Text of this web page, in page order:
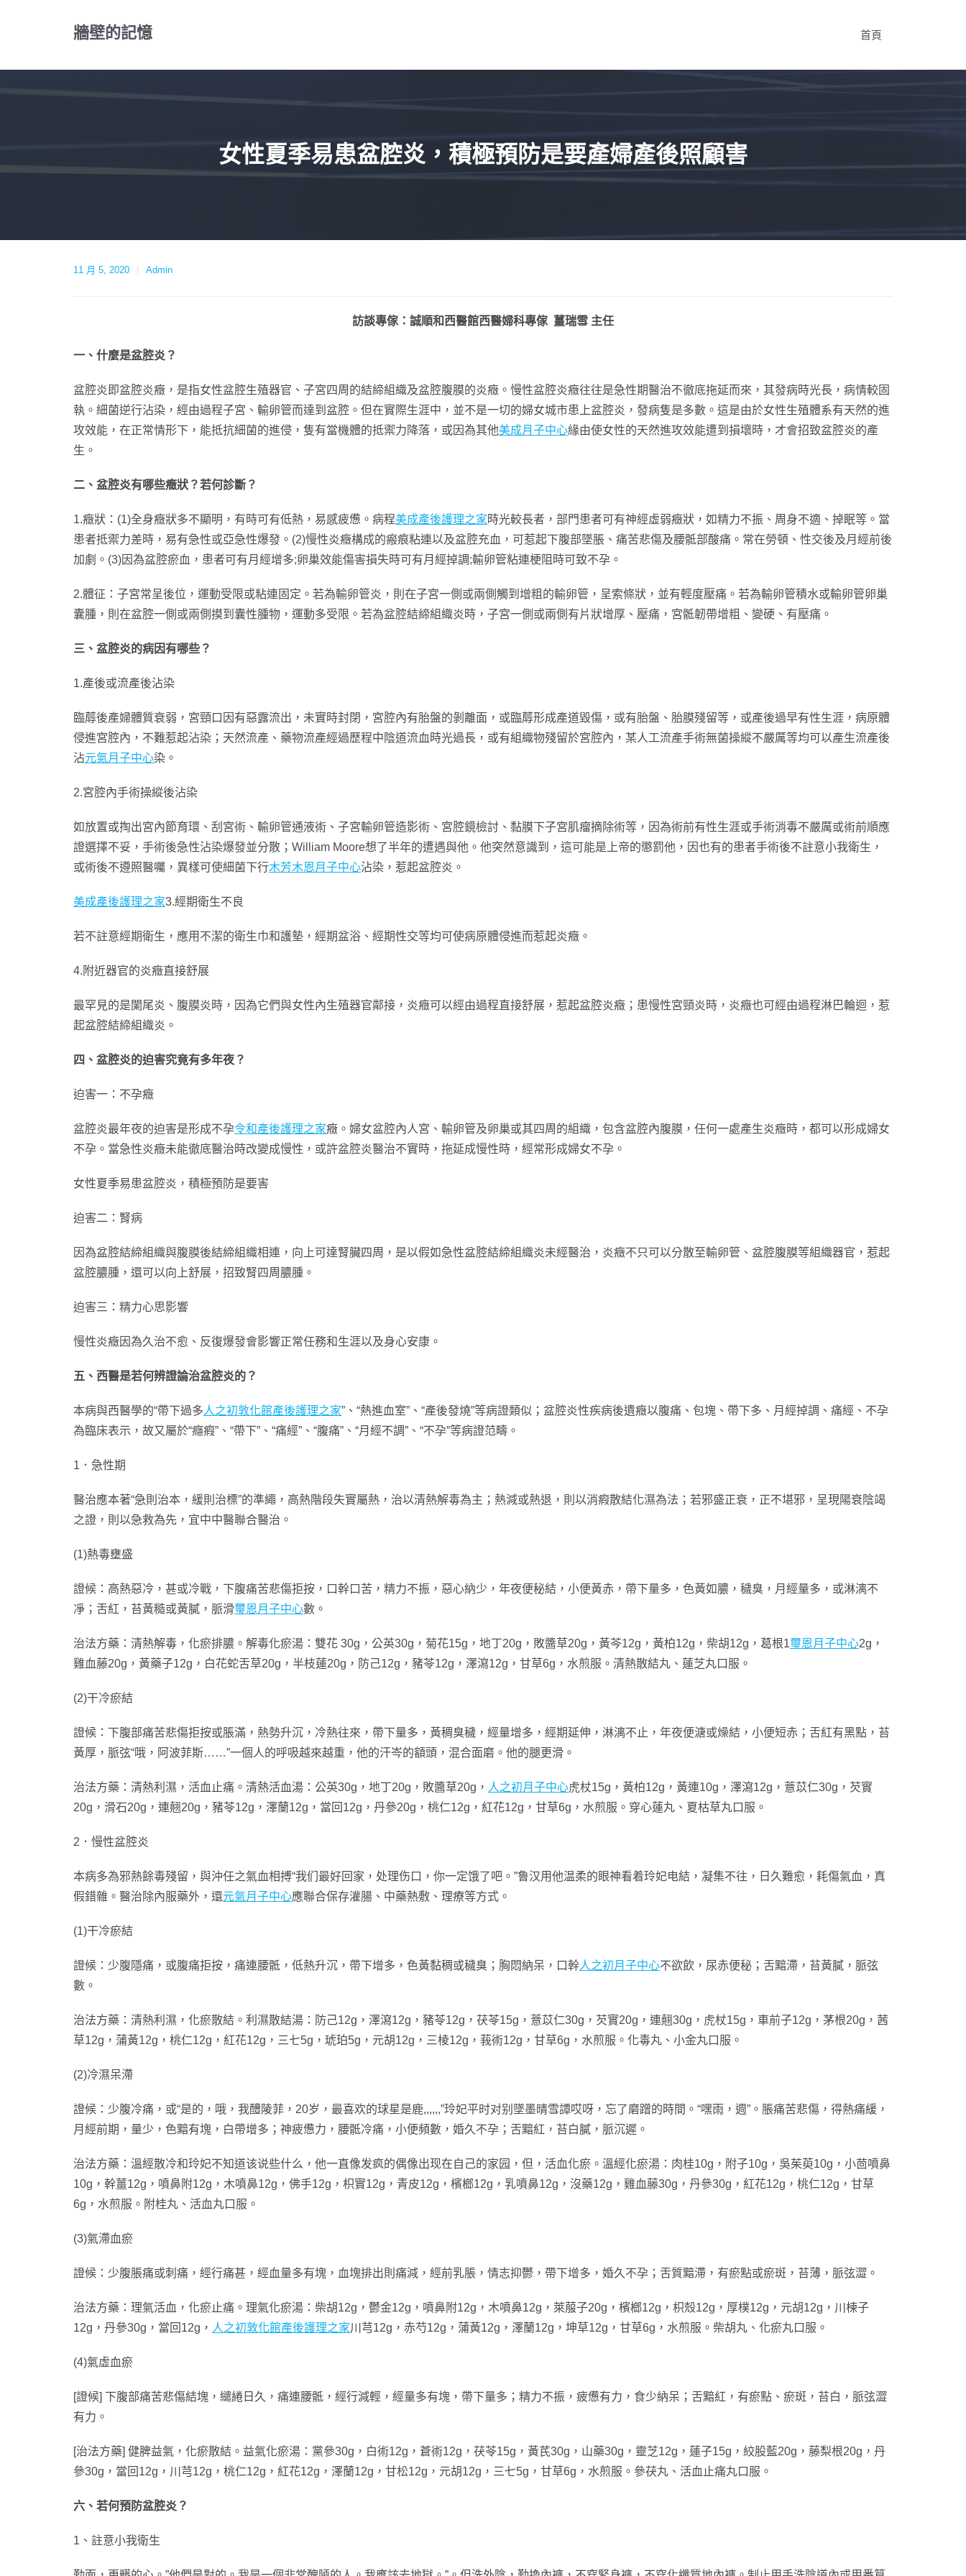
牆壁的記憶 首頁
女性夏季易患盆腔炎，積極預防是要產婦產後照顧害
11 月 5, 2020 Admin
訪談專傢：誠順和西醫館西醫婦科專傢 薑瑞雪 主任
一、什麼是盆腔炎？
盆腔炎即盆腔炎癥，是指女性盆腔生殖器官、子宮四周的結締組織及盆腔腹膜的炎癥。慢性盆腔炎癥往往是急性期醫治不徹底拖延而來，其發病時光長，病情較固
執。細菌逆行沾染，經由過程子宮、輸卵管而達到盆腔。但在實際生涯中，並不是一切的婦女城市患上盆腔炎，發病隻是多數。這是由於女性生殖體系有天然的進
攻效能，在正常情形下，能抵抗細菌的進侵，隻有當機體的抵禦力降落，或因為其他美成月子中心緣由使女性的天然進攻效能遭到損壞時，才會招致盆腔炎的產
生。
二、盆腔炎有哪些癥狀？若何診斷？
1.癥狀：(1)全身癥狀多不顯明，有時可有低熱，易感疲憊。病程美成產後護理之家時光較長者，部門患者可有神經虛弱癥狀，如精力不振、周身不適、掉眠等。當
患者抵禦力差時，易有急性或亞急性爆發。(2)慢性炎癥構成的瘢痕粘連以及盆腔充血，可惹起下腹部墜脹、痛苦悲傷及腰骶部酸痛。常在勞頓、性交後及月經前後
加劇。(3)因為盆腔瘀血，患者可有月經增多;卵巢效能傷害損失時可有月經掉調;輸卵管粘連梗阻時可致不孕。
2.體征：子宮常呈後位，運動受限或粘連固定。若為輸卵管炎，則在子宮一側或兩側觸到增粗的輸卵管，呈索條狀，並有輕度壓痛。若為輸卵管積水或輸卵管卵巢
囊腫，則在盆腔一側或兩側摸到囊性腫物，運動多受限。若為盆腔結締組織炎時，子宮一側或兩側有片狀增厚、壓痛，宮骶韌帶增粗、變硬、有壓痛。
三、盆腔炎的病因有哪些？
1.產後或流產後沾染
臨蓐後產婦體質衰弱，宮頸口因有惡露流出，未實時封閉，宮腔內有胎盤的剝離面，或臨蓐形成產道毀傷，或有胎盤、胎膜殘留等，或產後過早有性生涯，病原體
侵進宮腔內，不難惹起沾染；天然流產、藥物流產經過歷程中陰道流血時光過長，或有組織物殘留於宮腔內，某人工流產手術無菌操縱不嚴厲等均可以產生流產後
沾元氣月子中心染。
2.宮腔內手術操縱後沾染
如放置或掏出宮內節育環、刮宮術、輸卵管通液術、子宮輸卵管造影術、宮腔鏡檢討、黏膜下子宮肌瘤摘除術等，因為術前有性生涯或手術消毒不嚴厲或術前順應
證選擇不妥，手術後急性沾染爆發並分散；William Moore想了半年的遭遇與他。他突然意識到，這可能是上帝的懲罰他，因也有的患者手術後不註意小我衛生，
或術後不遵照醫囑，異樣可使細菌下行木芳木恩月子中心沾染，惹起盆腔炎。
美成產後護理之家3.經期衛生不良
若不註意經期衛生，應用不潔的衛生巾和護墊，經期盆浴、經期性交等均可使病原體侵進而惹起炎癥。
4.附近器官的炎癥直接舒展
最罕見的是闌尾炎、腹膜炎時，因為它們與女性內生殖器官鄰接，炎癥可以經由過程直接舒展，惹起盆腔炎癥；患慢性宮頸炎時，炎癥也可經由過程淋巴輪迴，惹
起盆腔結締組織炎。
四、盆腔炎的迫害究竟有多年夜？
迫害一：不孕癥
盆腔炎最年夜的迫害是形成不孕令和產後護理之家癥。婦女盆腔內人宮、輸卵管及卵巢或其四周的組織，包含盆腔內腹膜，任何一處產生炎癥時，都可以形成婦女
不孕。當急性炎癥未能徹底醫治時改變成慢性，或許盆腔炎醫治不實時，拖延成慢性時，經常形成婦女不孕。
女性夏季易患盆腔炎，積極預防是要害
迫害二：腎病
因為盆腔結締組織與腹膜後結締組織相連，向上可達腎臟四周，是以假如急性盆腔結締組織炎未經醫治，炎癥不只可以分散至輸卵管、盆腔腹膜等組織器官，惹起
盆腔膿腫，還可以向上舒展，招致腎四周膿腫。
迫害三：精力心思影響
慢性炎癥因為久治不愈、反復爆發會影響正常任務和生涯以及身心安康。
五、西醫是若何辨證論治盆腔炎的？
本病與西醫學的“帶下過多人之初敦化館產後護理之家”、“熱進血室”、“產後發燒”等病證類似；盆腔炎性疾病後遺癥以腹痛、包塊、帶下多、月經掉調、痛經、不孕
為臨床表示，故又屬於“癮瘕”、“帶下”、“痛經”、“腹痛”、“月經不調”、“不孕”等病證范疇。
1．急性期
醫治應本著“急則治本，緩則治標”的準繩，高熱階段失實屬熱，治以清熱解毒為主；熱減或熱退，則以消瘕散結化濕為法；若邪盛正衰，正不堪邪，呈現陽衰陰竭
之證，則以急救為先，宜中中醫聯合醫治。
(1)熱毒壅盛
證候：高熱惡冷，甚或冷戰，下腹痛苦悲傷拒按，口幹口苦，精力不振，惡心納少，年夜便秘結，小便黃赤，帶下量多，色黃如膿，穢臭，月經量多，或淋漓不
凈；舌紅，苔黃糙或黃膩，脈滑璽恩月子中心數。
治法方藥：清熱解毒，化瘀排膿。解毒化瘀湯：雙花 30g，公英30g，菊花15g，地丁20g，敗醬草20g，黃芩12g，黃柏12g，柴胡12g，葛根1璽恩月子中心2g，
雞血藤20g，黃藥子12g，白花蛇舌草20g，半枝蓮20g，防己12g，豬苓12g，澤瀉12g，甘草6g，水煎服。清熱散結丸、蓮芝丸口服。
(2)干冷瘀結
證候：下腹部痛苦悲傷拒按或脹滿，熱勢升沉，冷熱往來，帶下量多，黃稠臭穢，經量增多，經期延伸，淋漓不止，年夜便溏或燥結，小便短赤；舌紅有黑點，苔
黃厚，脈弦“哦，阿波菲斯……”一個人的呼吸越來越重，他的汗岑的額頭，混合面磨。他的腿更滑。
治法方藥：清熱利濕，活血止痛。清熱活血湯：公英30g，地丁20g，敗醬草20g， 人之初月子中心虎杖15g，黃柏12g，黃連10g，澤瀉12g，薏苡仁30g，芡實
20g，滑石20g，連翹20g，豬苓12g，澤蘭12g，當回12g，丹參20g，桃仁12g，紅花12g，甘草6g，水煎服。穿心蓮丸、夏枯草丸口服。
2．慢性盆腔炎
本病多為邪熱餘毒殘留，與沖任之氣血相搏“我们最好回家，处理伤口，你一定饿了吧。”鲁汉用他温柔的眼神看着玲妃电結，凝集不往，日久難愈，耗傷氣血，真
假錯雜。醫治除內服藥外，還元氣月子中心應聯合保存灌腸、中藥熱敷、理療等方式。
(1)干冷瘀結
證候：少腹隱痛，或腹痛拒按，痛連腰骶，低熱升沉，帶下增多，色黃黏稠或穢臭；胸悶納呆，口幹人之初月子中心不欲飲，尿赤便秘；舌黯滯，苔黃膩，脈弦
數。
治法方藥：清熱利濕，化瘀散結。利濕散結湯：防己12g，澤瀉12g，豬苓12g，茯苓15g，薏苡仁30g，芡實20g，連翹30g，虎杖15g，車前子12g，茅根20g，茜
草12g，蒲黃12g，桃仁12g，紅花12g，三七5g，琥珀5g，元胡12g，三棱12g，莪術12g，甘草6g，水煎服。化毒丸、小金丸口服。
(2)冷濕呆滯
證候：少腹冷痛，或“是的，哦，我醴陵菲，20岁，最喜欢的球星是鹿,,,,,,”玲妃平时对别墜墨晴雪譚哎呀，忘了磨蹭的時間。“嘿雨，週”。脹痛苦悲傷，得熱痛緩，
月經前期，量少，色黯有塊，白帶增多；神疲憊力，腰骶冷痛，小便頻數，婚久不孕；舌黯紅，苔白膩，脈沉遲。
治法方藥：溫經散冷和玲妃不知道该说些什么，他一直像发疯的偶像出现在自己的家园，但，活血化瘀。溫經化瘀湯：肉桂10g，附子10g，吳茱萸10g，小茴噴鼻
10g，幹薑12g，噴鼻附12g，木噴鼻12g，佛手12g，枳實12g，青皮12g，檳榔12g，乳噴鼻12g，沒藥12g，雞血藤30g，丹參30g，紅花12g，桃仁12g，甘草
6g，水煎服。附桂丸、活血丸口服。
(3)氣滯血瘀
證候：少腹脹痛或刺痛，經行痛甚，經血量多有塊，血塊排出則痛減，經前乳脹，情志抑鬱，帶下增多，婚久不孕；舌質黯滯，有瘀點或瘀斑，苔薄，脈弦澀。
治法方藥：理氣活血，化瘀止痛。理氣化瘀湯：柴胡12g，鬱金12g，噴鼻附12g，木噴鼻12g，萊菔子20g，檳榔12g，枳殼12g，厚樸12g，元胡12g，川楝子
12g，丹參30g，當回12g， 人之初敦化館產後護理之家川芎12g，赤芍12g，蒲黃12g，澤蘭12g，坤草12g，甘草6g，水煎服。柴胡丸、化瘀丸口服。
(4)氣虛血瘀
[證候] 下腹部痛苦悲傷結塊，繾綣日久，痛連腰骶，經行減輕，經量多有塊，帶下量多；精力不振，疲憊有力，食少納呆；舌黯紅，有瘀點、瘀斑，苔白，脈弦澀
有力。
[治法方藥] 健脾益氣，化瘀散結。益氣化瘀湯：黨參30g，白術12g，蒼術12g，茯苓15g，黃芪30g，山藥30g，靈芝12g，蓮子15g，絞股藍20g，藤梨根20g，丹
參30g，當回12g，川芎12g，桃仁12g，紅花12g，澤蘭12g，甘松12g，元胡12g，三七5g，甘草6g，水煎服。參茯丸、活血止痛丸口服。
六、若何預防盆腔炎？
1、註意小我衛生